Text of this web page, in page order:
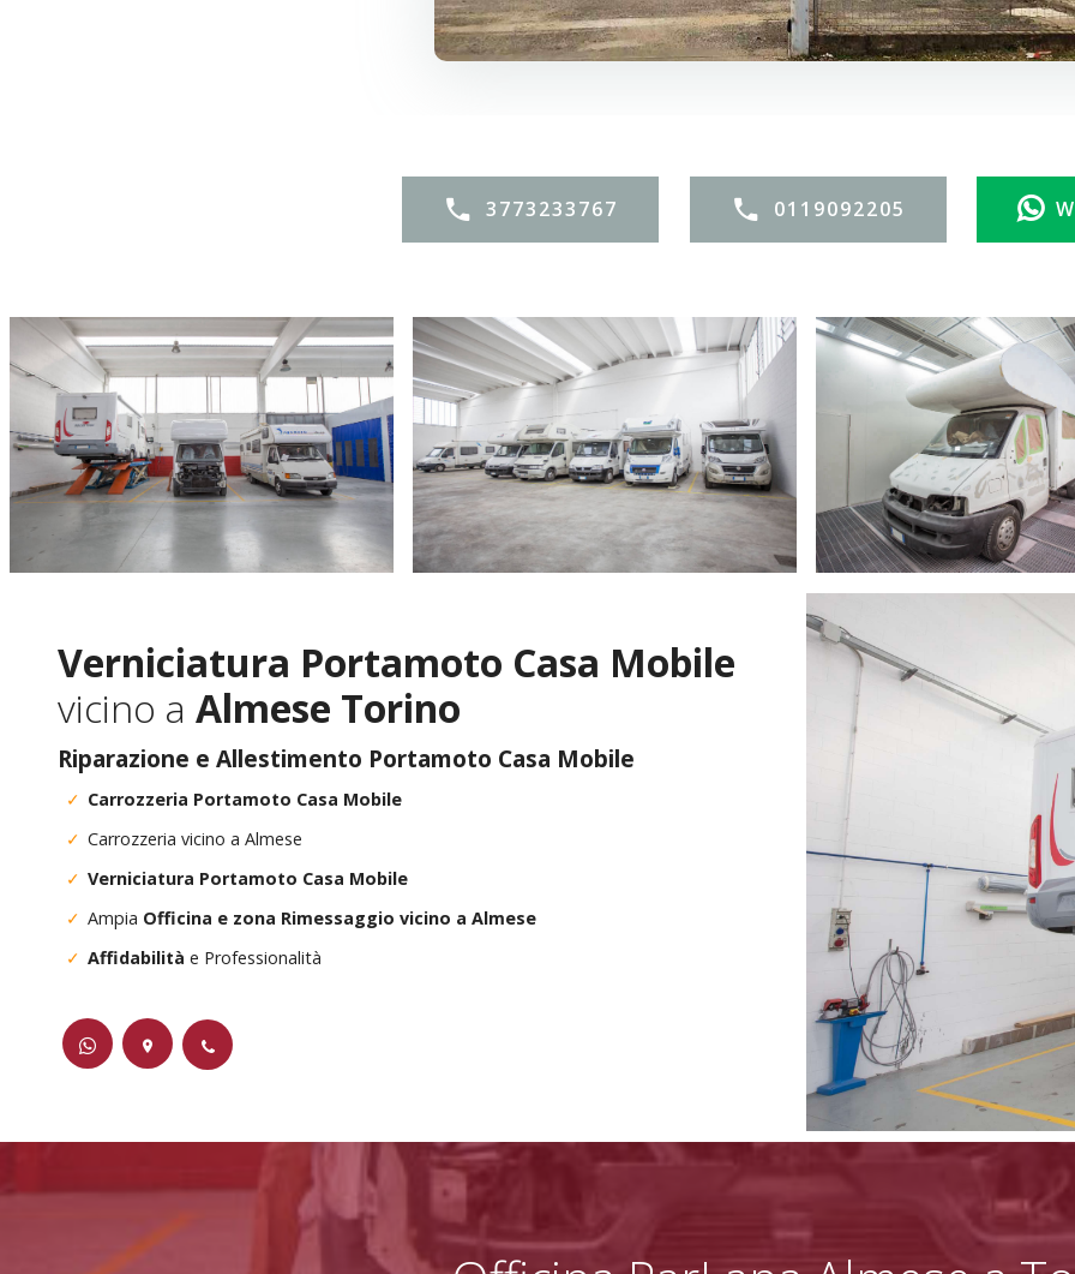
3773233767 0119092205
Verniciatura Portamoto Casa Mobile
vicino a Almese Torino
Riparazione e Allestimento Portamoto Casa Mobile
Carrozzeria Portamoto Casa Mobile
Carrozzeria vicino a Almese
Verniciatura Portamoto Casa Mobile
Ampia Officina e zona Rimessaggio vicino a Almese
Affidabilità e Professionalità